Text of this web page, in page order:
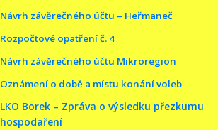
Návrh závěrečného účtu – Heřmaneč
Rozpočtové opatření č. 4
Návrh závěrečného účtu Mikroregion
Oznámení o době a místu konání voleb
LKO Borek – Zpráva o výsledku přezkumu
hospodaření